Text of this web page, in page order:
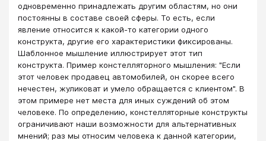
одновременно принадлежать другим областям, но они
постоянны в составе своей сферы. То есть, если
явление относится к какой-то категории одного
конструкта, другие его характеристики фиксированы.
Шаблонное мышление иллюстрирует этот тип
конструкта. Пример констелляторного мышления: "Если
этот человек продавец автомобилей, он скорее всего
нечестен, жуликоват и умело обращается с клиентом". В
этом примере нет места для иных суждений об этом
человеке. По определению, констелляторные конструкты
ограничивают наши возможности для альтернативных
мнений; раз мы относим человека к данной категории,